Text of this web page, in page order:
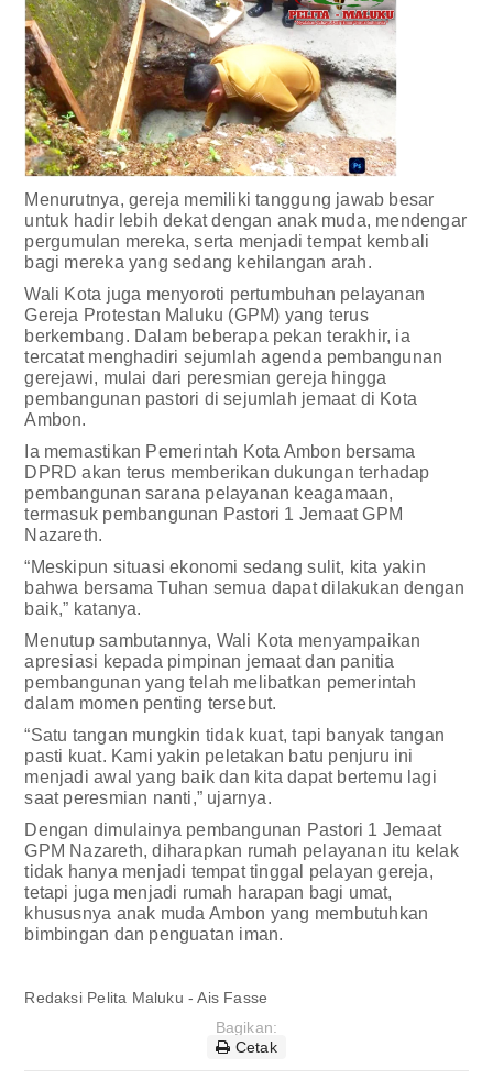
Menurutnya, gereja memiliki tanggung jawab besar
untuk hadir lebih dekat dengan anak muda, mendengar
pergumulan mereka, serta menjadi tempat kembali
bagi mereka yang sedang kehilangan arah.
Wali Kota juga menyoroti pertumbuhan pelayanan
Gereja Protestan Maluku (GPM) yang terus
berkembang. Dalam beberapa pekan terakhir, ia
tercatat menghadiri sejumlah agenda pembangunan
gerejawi, mulai dari peresmian gereja hingga
pembangunan pastori di sejumlah jemaat di Kota
Ambon.
Ia memastikan Pemerintah Kota Ambon bersama
DPRD akan terus memberikan dukungan terhadap
pembangunan sarana pelayanan keagamaan,
termasuk pembangunan Pastori 1 Jemaat GPM
Nazareth.
“Meskipun situasi ekonomi sedang sulit, kita yakin
bahwa bersama Tuhan semua dapat dilakukan dengan
baik,” katanya.
Menutup sambutannya, Wali Kota menyampaikan
apresiasi kepada pimpinan jemaat dan panitia
pembangunan yang telah melibatkan pemerintah
dalam momen penting tersebut.
“Satu tangan mungkin tidak kuat, tapi banyak tangan
pasti kuat. Kami yakin peletakan batu penjuru ini
menjadi awal yang baik dan kita dapat bertemu lagi
saat peresmian nanti,” ujarnya.
Dengan dimulainya pembangunan Pastori 1 Jemaat
GPM Nazareth, diharapkan rumah pelayanan itu kelak
tidak hanya menjadi tempat tinggal pelayan gereja,
tetapi juga menjadi rumah harapan bagi umat,
khususnya anak muda Ambon yang membutuhkan
bimbingan dan penguatan iman.
Redaksi Pelita Maluku - Ais Fasse
Bagikan:
Cetak